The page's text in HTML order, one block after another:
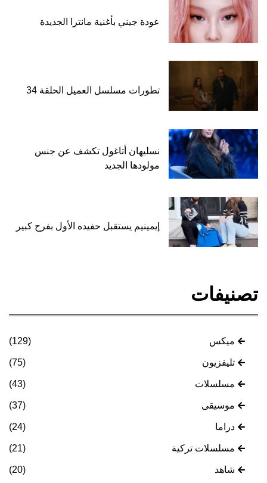
عودة جيني بأغنية مانترا الجديدة
تطورات مسلسل العميل الحلقة 34
نسليهان أتاغول تكشف عن جنس
مولودها الجديد
إيمينيم يستقبل حفيده الأول بفرح كبير
تصنيفات
ميكس (129)
تليفزيون (75)
مسلسلات (43)
موسيقى (37)
دراما (24)
مسلسلات تركية (21)
شاهد (20)